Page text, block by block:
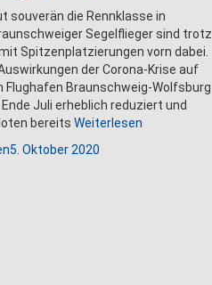
souverän die Rennklasse in
Segelflieger sind trotz
Spitzenplatzierungen vorn dabei.
der Corona-Krise auf
Braunschweig-Wolfsburg
Juli erheblich reduziert und
bereits Weiterlesen
5. Oktober 2020